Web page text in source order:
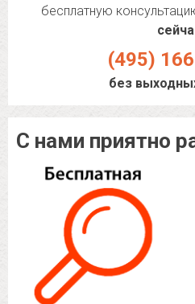
бесплатную
(495)
без
С нами приятно